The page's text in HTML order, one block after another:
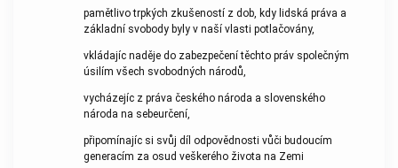
pamětlivo trpkých zkušeností z dob, kdy lidská práva a
základní svobody byly v naší vlasti potlačovány,
vkládajíc naděje do zabezpečení těchto práv společným
úsilím všech svobodných národů,
vycházejíc z práva českého národa a slovenského
národa na sebeurčení,
připomínajíc si svůj díl odpovědnosti vůči budoucím
generacím za osud veškerého života na Zemi